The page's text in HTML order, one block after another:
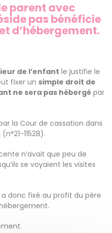
parent avec
pas bénéficie
d’hébergement.
de l’enfant le justifie le
fixer un simple droit de
ne sera pas hébergé par
la Cour de cassation dans
11528).
n’avait que peu de
se voyaient les visites
donc fixé au profit du père